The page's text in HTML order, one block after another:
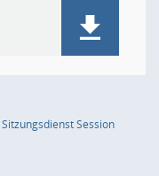
SitzungsdienstSession(Wird in